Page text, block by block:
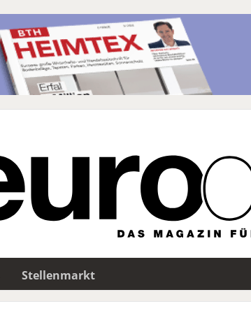
Stellenmarkt